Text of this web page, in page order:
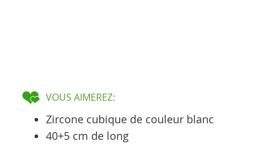
VOUS AIMEREZ:
Zircone cubique de couleur blanc
40+5 cm de long